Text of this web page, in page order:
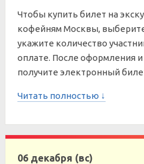
Чтобы купить билет на
кофейням Москвы,
укажите количество
оплате. После оформления
получите электронный
Читать полностью ↓
06 декабря (вс)